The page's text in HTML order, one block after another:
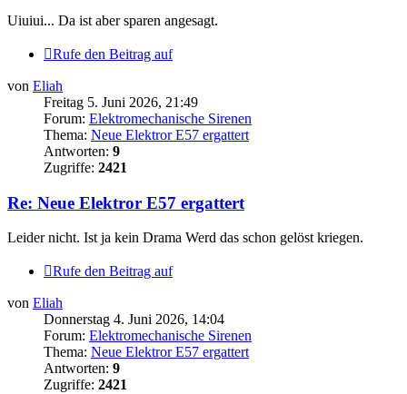
Uiuiui... Da ist aber sparen angesagt.
Rufe den Beitrag auf
von Eliah
Freitag 5. Juni 2026, 21:49
Forum: Elektromechanische Sirenen
Thema: Neue Elektror E57 ergattert
Antworten: 9
Zugriffe: 2421
Re: Neue Elektror E57 ergattert
Leider nicht. Ist ja kein Drama Werd das schon gelöst kriegen.
Rufe den Beitrag auf
von Eliah
Donnerstag 4. Juni 2026, 14:04
Forum: Elektromechanische Sirenen
Thema: Neue Elektror E57 ergattert
Antworten: 9
Zugriffe: 2421